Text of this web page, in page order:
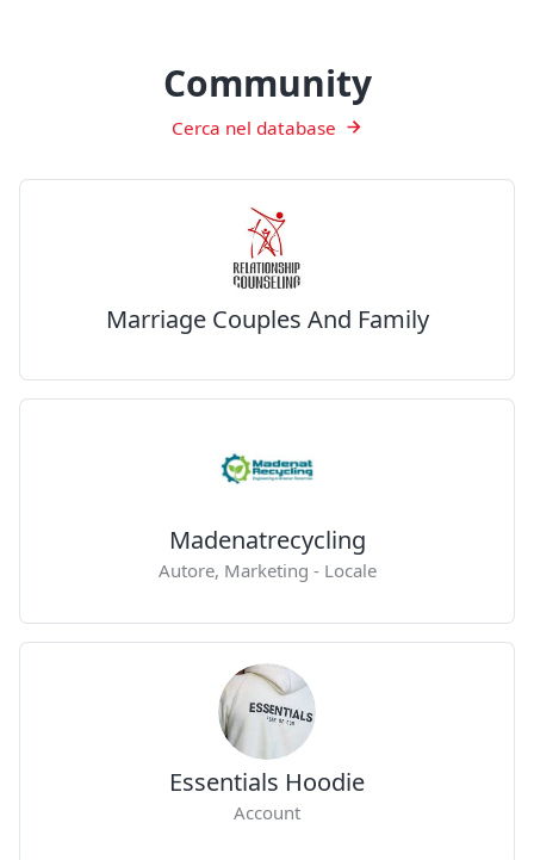
Community
Cerca nel database
Marriage Couples And Family
Madenatrecycling
Autore, Marketing - Locale
Essentials Hoodie
Account